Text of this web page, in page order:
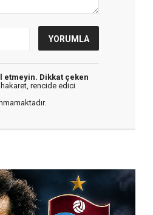
etmeyin. Dikkat çeken
rencide edici